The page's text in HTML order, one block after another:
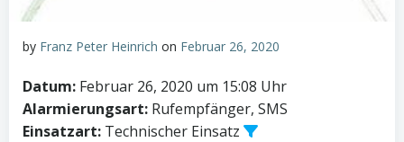
by Franz Peter Heinrich on Februar 26, 2020
Datum: Februar 26, 2020 um 15:08 Uhr
Alarmierungsart: Rufempfänger, SMS
Einsatzart: Technischer Einsatz